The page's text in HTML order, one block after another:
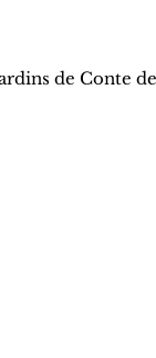
de Conte